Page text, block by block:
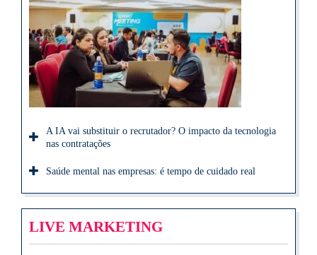
A IA vai substituir o recrutador? O impacto da tecnologia
nas contratações
Saúde mental nas empresas: é tempo de cuidado real
LIVE MARKETING